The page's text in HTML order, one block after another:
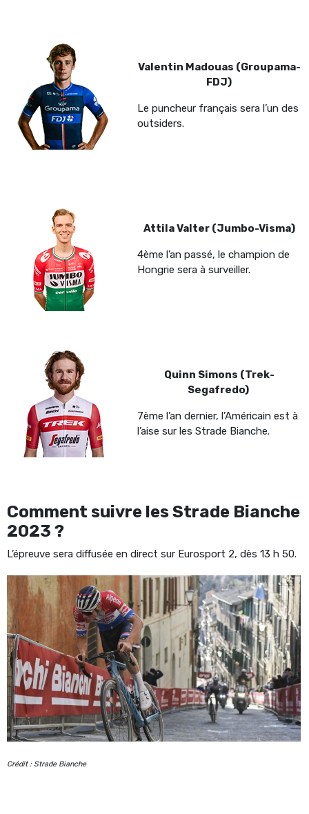
Valentin Madouas (Groupama-
FDJ)
Le puncheur français sera l’un des
outsiders.
Attila Valter (Jumbo-Visma)
4ème l’an passé, le champion de
Hongrie sera à surveiller.
Quinn Simons (Trek-
Segafredo)
7ème l’an dernier, l’Américain est à
l’aise sur les Strade Bianche.
Comment suivre les Strade Bianche
2023 ?
L’épreuve sera diffusée en direct sur Eurosport 2, dès 13 h 50.
Crédit : Strade Bianche